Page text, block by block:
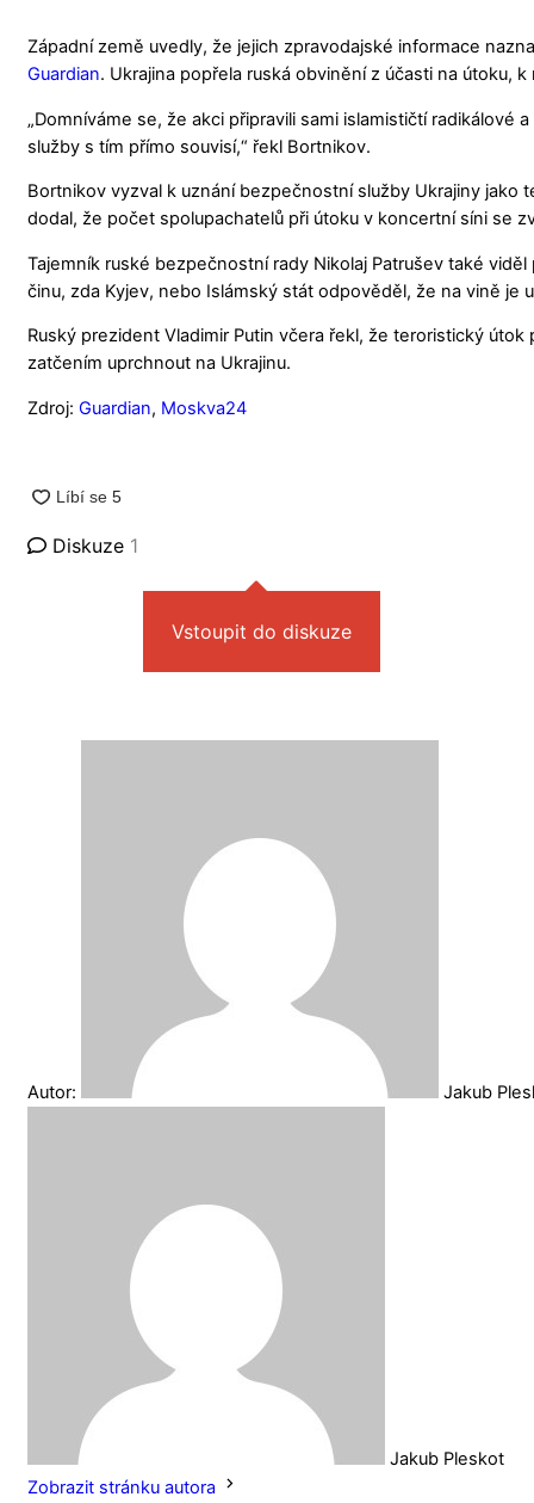
Západní země uvedly, že jejich zpravodajské informace
Guardian. Ukrajina popřela ruská obvinění z účasti na útoku,
„Domníváme se, že akci připravili sami islamističtí
služby s tím přímo souvisí,“ řekl Bortnikov.
Bortnikov vyzval k uznání bezpečnostní služby Ukrajiny jako
dodal, že počet spolupachatelů při útoku v koncertní síni se
Tajemník ruské bezpečnostní rady Nikolaj Patrušev také
činu, zda Kyjev, nebo Islámský stát odpověděl, že na vině je
Ruský prezident Vladimir Putin včera řekl, že teroristický
zatčením uprchnout na Ukrajinu.
Zdroj: Guardian, Moskva24
Diskuze 1
Vstoupit do diskuze
Autor: Jakub
Jakub Pleskot
Zobrazit stránku autora